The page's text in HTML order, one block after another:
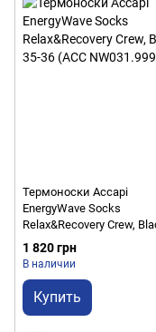
Термоноски Accapi
EnergyWave Socks
Relax&Recovery Crew,
36 (ACC NW031.999-35)
1 820 грн
В наличии
Купить